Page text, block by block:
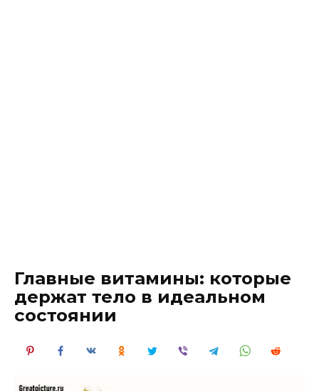
Главные витамины: которые
держат тело в идеальном
состоянии